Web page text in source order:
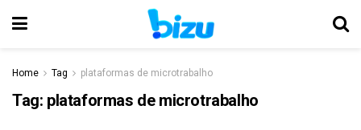
Home Tag plataformas de microtrabalho
Tag: plataformas de microtrabalho